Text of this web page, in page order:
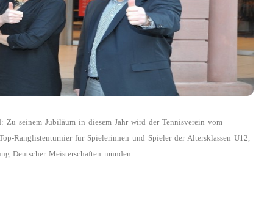
seinem Jubiläum in diesem Jahr wird der Tennisverein vom
Ranglistenturnier für Spielerinnen und Spieler der Altersklassen U12,
Deutscher Meisterschaften münden.